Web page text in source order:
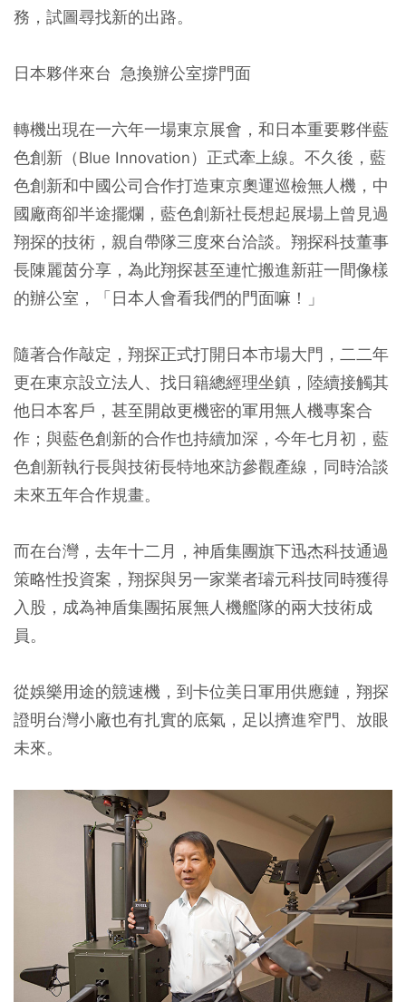
務，試圖尋找新的出路。
日本夥伴來台 急換辦公室撐門面
轉機出現在一六年一場東京展會，和日本重要夥伴藍
色創新（Blue Innovation）正式牽上線。不久後，藍
色創新和中國公司合作打造東京奧運巡檢無人機，中
國廠商卻半途擺爛，藍色創新社長想起展場上曾見過
翔探的技術，親自帶隊三度來台洽談。翔探科技董事
長陳麗茵分享，為此翔探甚至連忙搬進新莊一間像樣
的辦公室，「日本人會看我們的門面嘛！」
隨著合作敲定，翔探正式打開日本市場大門，二二年
更在東京設立法人、找日籍總經理坐鎮，陸續接觸其
他日本客戶，甚至開啟更機密的軍用無人機專案合
作；與藍色創新的合作也持續加深，今年七月初，藍
色創新執行長與技術長特地來訪參觀產線，同時洽談
未來五年合作規畫。
而在台灣，去年十二月，神盾集團旗下迅杰科技通過
策略性投資案，翔探與另一家業者璿元科技同時獲得
入股，成為神盾集團拓展無人機艦隊的兩大技術成
員。
從娛樂用途的競速機，到卡位美日軍用供應鏈，翔探
證明台灣小廠也有扎實的底氣，足以擠進窄門、放眼
未來。